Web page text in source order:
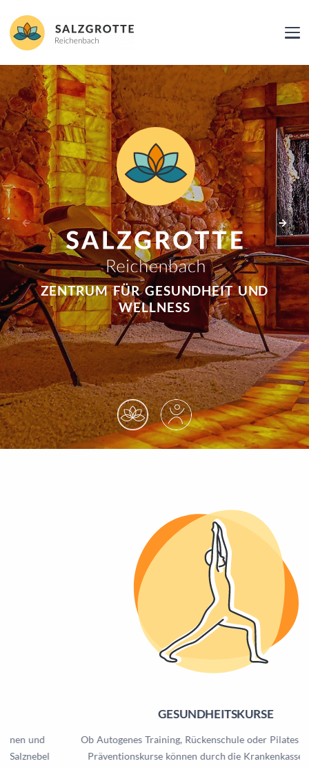
ZENTRUM FÜR GESUNDHEIT UND
WELLNESS
GESUNDHEITSKURSE
Ob Autogenes Training, Rückenschule oder Pilates – sämtliche
Präventionskurse können durch die Krankenkasse oder den